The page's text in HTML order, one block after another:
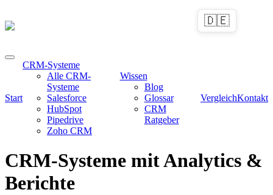
Start
CRM-Systeme
Alle CRM-
Systeme
Salesforce
HubSpot
Pipedrive
Zoho CRM
Wissen
Blog
Glossar
CRM
Ratgeber
VergleichKontakt
🇩🇪
CRM-Systeme mit Analytics &
Berichte